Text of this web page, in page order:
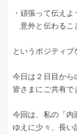
・頑張って伝えよ
意外と伝わるこ
というポジティブ
今日は２日目から
皆さまにご共有で
今回は、私の「内
ゆえに少々、長い